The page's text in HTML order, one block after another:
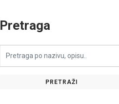
Pretraga
PRETRAŽI